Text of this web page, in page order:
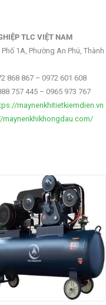
TLC VIỆT NAM
1A, Phường An Phú, Thành
868 867 – 0972 601 608
757 445 – 0965 973 767
maynenkhitietkiemdien.vn
maynenkhikhongdau.com/